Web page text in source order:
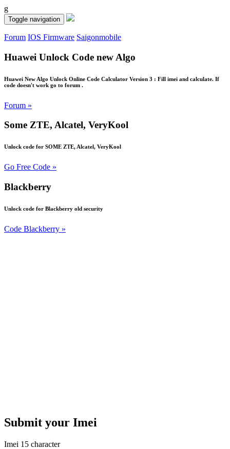
g
Toggle navigation
Forum IOS Firmware Saigonmobile
Huawei Unlock Code new Algo
Huawei New Algo Unlock Online Code Calculator Version 3 : Fill imei and calculate. If
code doesn't work go to forum .
Forum »
Some ZTE, Alcatel, VeryKool
Unlock code for SOME ZTE, Alcatel, VeryKool
Go Free Code »
Blackberry
Unlock code for Blackberry old security
Code Blackberry »
Submit your Imei
Imei 15 character